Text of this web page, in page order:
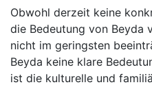
Obwohl derzeit keine
die Bedeutung von Beyda
nicht im geringsten
Beyda keine klare
ist die kulturelle und